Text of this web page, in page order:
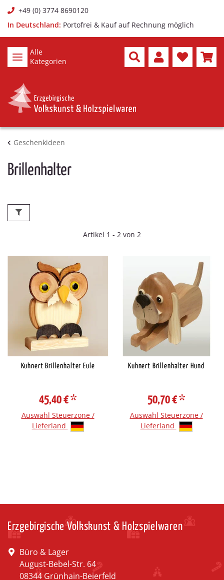
+49 (0) 3774 8690120
In Deutschland: Portofrei & Kauf auf Rechnung möglich
Alle
Kategorien
Geschenkideen
Brillenhalter
Artikel 1 - 2 von 2
Kuhnert Brillenhalter Eule
45,40 €*
Auswahl Steuerzone /
Lieferland
Kuhnert Brillenhalter Hund
50,70 €*
Auswahl Steuerzone /
Lieferland
Erzgebirgische Volkskunst & Holzspielwaren
Büro & Lager
August-Bebel-Str. 64
08344 Grünhain-Beierfeld